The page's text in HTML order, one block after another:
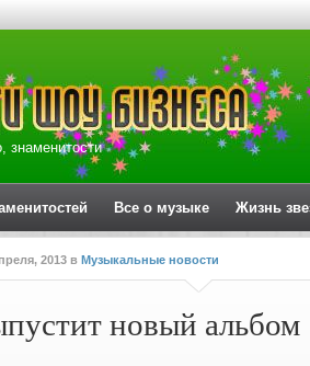
знаменитости
Все о музыке Жизнь
2013 в Музыкальные новости
новый альбом